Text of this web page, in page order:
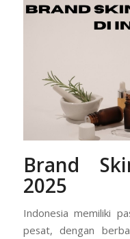
Brand
2025
Indonesia memiliki
pesat, dengan